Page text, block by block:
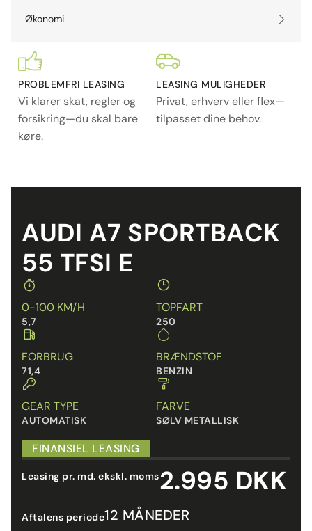
Økonomi
PROBLEMFRI LEASING
Vi klarer skat, regler og
forsikring—du skal bare
køre.
LEASING MULIGHEDER
Privat, erhverv eller flex—
tilpasset dine behov.
AUDI A7 SPORTBACK
55 TFSI E
0-100 KM/H
5,7
TOPFART
250
FORBRUG
71,4
BRÆNDSTOF
BENZIN
GEAR TYPE
AUTOMATISK
FARVE
SØLV METALLISK
FINANSIEL LEASING
Leasing pr. md. ekskl. moms2.995 DKK
Aftalens periode12 MÅNEDER